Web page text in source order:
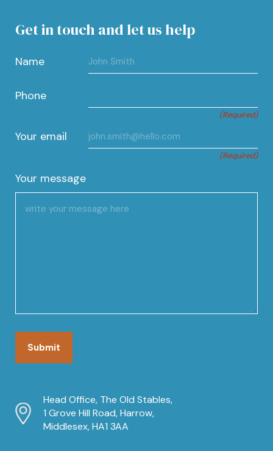
Get in touch and let us help
Name
Phone
(Required)
Your email
(Required)
Your message
Head Office, The Old Stables,
1 Grove Hill Road, Harrow,
Middlesex, HA1 3AA